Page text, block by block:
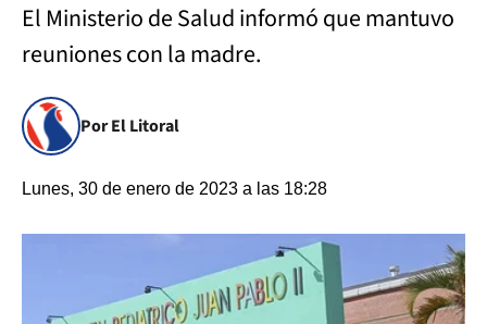
El Ministerio de Salud informó que mantuvo
reuniones con la madre.
Por El Litoral
Lunes, 30 de enero de 2023 a las 18:28